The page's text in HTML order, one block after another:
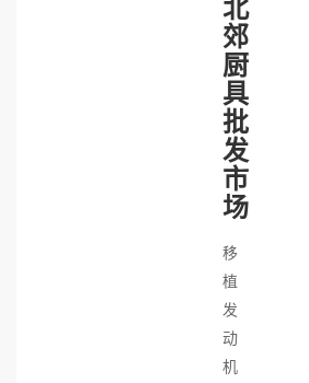
北
郊
厨
具
批
发
市
场
移
植
发
动
机